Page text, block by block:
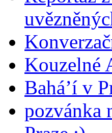
Kouzelné
Bahá’í v
pozvánka